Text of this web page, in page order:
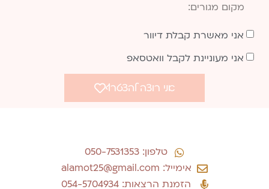
אני מאשרת קבלת דיוור
אני מעוניינת לקבל וואטסאפ
אני רוצה להצטרף
טלפון: 050-7531353
אימייל: alamot25@gmail.com
הזמנת הרצאות: 054-5704934